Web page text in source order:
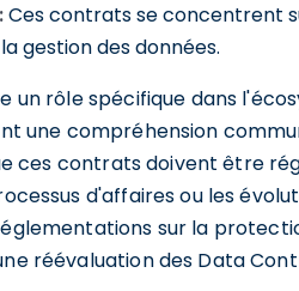
Ces contrats se concentrent
gestion des données.
un rôle spécifique dans
une compréhension
ces contrats doivent être
d'affaires ou les
sur la
réévaluation des Data